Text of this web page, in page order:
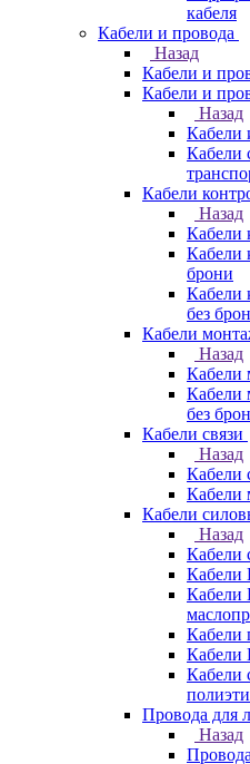
кабеля
Кабели и провода
Назад
Кабели и
Кабели и
Назад
Кабели
Кабели
Кабели
Назад
Кабели
Кабели
брони
Кабели
без
Кабели
Назад
Кабели
Кабели
без
Кабели связи
Назад
Кабели
Кабели
Кабели
Назад
Кабели
Кабели
Кабели
Кабели
Кабели
Провода для
Назад